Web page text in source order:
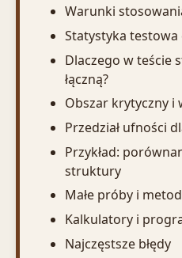
Warunki
Statystyka
Dlaczego w teście
łączną?
Obszar krytyczny i
Przedział ufności
Przykład:
struktury
Małe próby i
Kalkulatory i
Najczęstsze błędy